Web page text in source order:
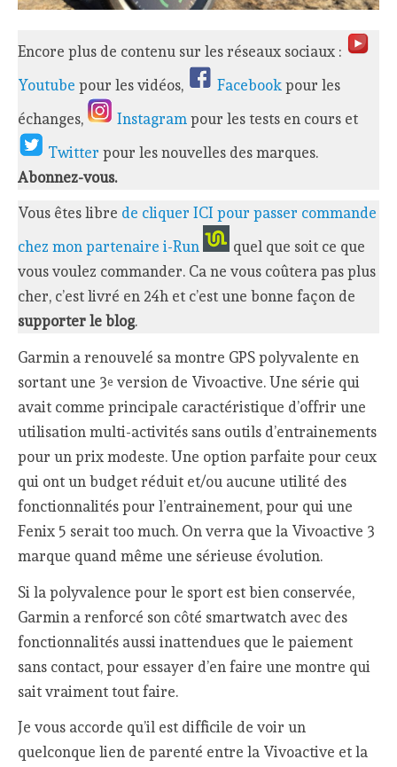
Encore plus de contenu sur les réseaux sociaux :
Youtube pour les vidéos, Facebookpour les
échanges,
Instagrampour les tests en cours et
Twitterpour les nouvelles des marques.
Abonnez-vous.
Vous êtes libre de cliquer ICI pour passer commande
chez mon partenaire i-Run
quel que soit ce que
vous voulez commander. Ca ne vous coûtera pas plus
cher, c’est livré en 24h et c’est une bonne façon de
supporter le blog.
Garmin a renouvelé sa montre GPS polyvalente en
sortant une 3e version de Vivoactive. Une série qui
avait comme principale caractéristique d’offrir une
utilisation multi-activités sans outils d’entrainements
pour un prix modeste. Une option parfaite pour ceux
qui ont un budget réduit et/ou aucune utilité des
fonctionnalités pour l’entrainement, pour qui une
Fenix 5 serait too much. On verra que la Vivoactive 3
marque quand même une sérieuse évolution.
Si la polyvalence pour le sport est bien conservée,
Garmin a renforcé son côté smartwatch avec des
fonctionnalités aussi inattendues que le paiement
sans contact, pour essayer d’en faire une montre qui
sait vraiment tout faire.
Je vous accorde qu’il est difficile de voir un
quelconque lien de parenté entre la Vivoactive et la